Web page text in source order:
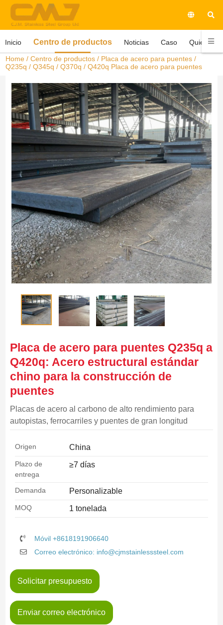
Inicio Centro de productos Noticias Caso Quiénes
Home /Centro de productos / Placa de acero para puentes /
Q235q / Q345q / Q370q / Q420q Placa de acero para puentes
Placa de acero para puentes Q235q a
Q420q: Acero estructural estándar
chino para la construcción de
puentes
Placas de acero al carbono de alto rendimiento para
autopistas, ferrocarriles y puentes de gran longitud
Origen China
Plazo de
entrega
≥7 días
Demanda Personalizable
MOQ 1 tonelada
Móvil +8618191906640
Correo electrónico: info@cjmstainlesssteel.com
Solicitar presupuesto
Enviar correo electrónico